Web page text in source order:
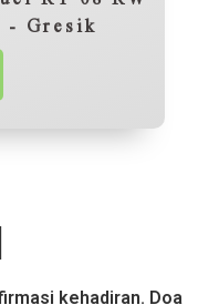
- Gresik
kehadiran. Doa